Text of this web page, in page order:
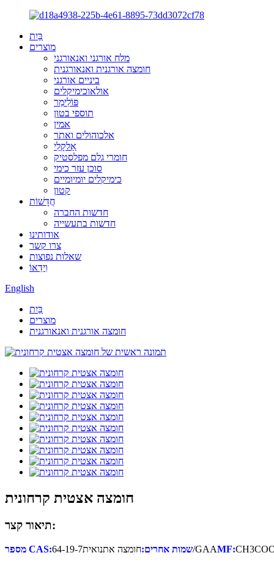
בַּיִת
מוצרים
מלח אורגני ואנאורגני
חומצה אורגנית ואנאורגנית
ביניים אורגני
אולאוכימיקלים
פּוֹלִימֵר
תוספי בטון
אמין
אלכוהולים ואתר
אַלקָלִי
חומרי גלם מפלסטיק
סוכן עזר כימי
כימיקלים יומיומיים
קטון
חֲדָשׁוֹת
חדשות החברה
חדשות בתעשייה
אודותינו
צרו קשר
שאלות נפוצות
וִידֵאוֹ
English
בַּיִת
מוצרים
חומצה אורגנית ואנאורגנית
חומצה אצטית קרחונית
תיאור קצר:
מספר CAS:64-19-7 שמות אחרים:חומצה אתנואית/GAAMF: